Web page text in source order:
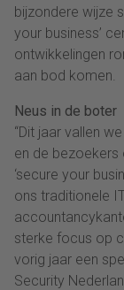
bijzondere wijze
your business’
ontwikkelingen
aan bod komen.
Neus in de boter
“Dit jaar vallen
en de bezoekers
‘secure your
ons traditionele
sterke focus op
vorig jaar een
Security